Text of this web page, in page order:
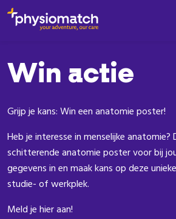
Win actie
Grijp je kans: Win een anatomie poster!
Heb je interesse in menselijke anatomie?
schitterende anatomie poster voor bij
gegevens in en maak kans op deze
studie- of werkplek.
Meld je hier aan!